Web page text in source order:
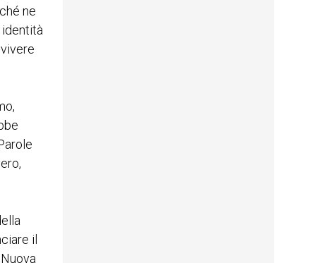
ne
identità
il